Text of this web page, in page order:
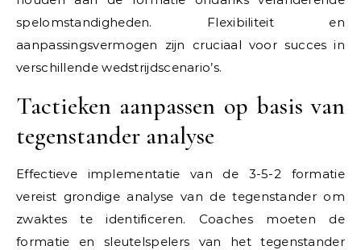
spelomstandigheden. Flexibiliteit en
aanpassingsvermogen zijn cruciaal voor succes in
verschillende wedstrijdscenario’s.
Tactieken aanpassen op basis van
tegenstander analyse
Effectieve implementatie van de 3-5-2 formatie
vereist grondige analyse van de tegenstander om
zwaktes te identificeren. Coaches moeten de
formatie en sleutelspelers van het tegenstander